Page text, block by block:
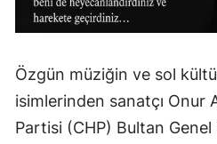
Özgün müziğin ve sol
isimlerinden sanatçı Onur
Partisi (CHP) Bultan Genel